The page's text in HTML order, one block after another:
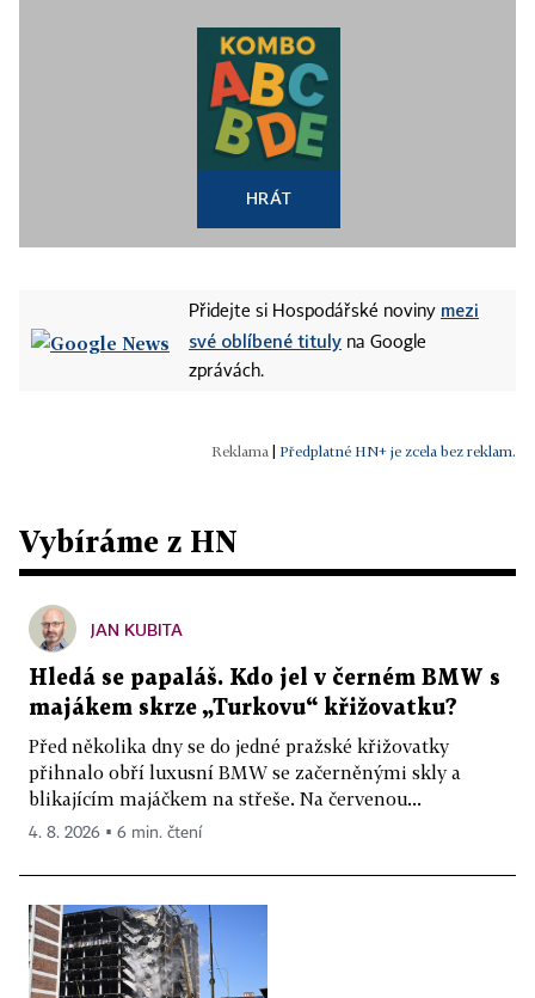
HRÁT
Přidejte si Hospodářské noviny mezi
své oblíbené tituly na Google
zprávách.
Předplatné HN+ je zcela bez reklam.
Vybíráme z HN
JAN KUBITA
Hledá se papaláš. Kdo jel v černém BMW s
majákem skrze „Turkovu“ křižovatku?
Před několika dny se do jedné pražské křižovatky
přihnalo obří luxusní BMW se začerněnými skly a
blikajícím majáčkem na střeše. Na červenou...
4. 8. 2026 ▪ 6 min. čtení